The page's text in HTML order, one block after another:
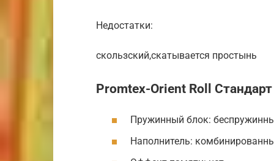
Недостатки:
скользский,скатывается простынь
Promtex-Orient Roll
Пружинный блок:
Наполнитель: